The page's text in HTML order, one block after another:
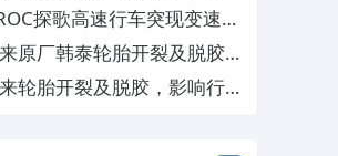
探歌高速行车突现变速箱
厂家推诿不处理
原厂韩泰轮胎开裂及脱胶，
更换
轮胎开裂及脱胶，影响行车